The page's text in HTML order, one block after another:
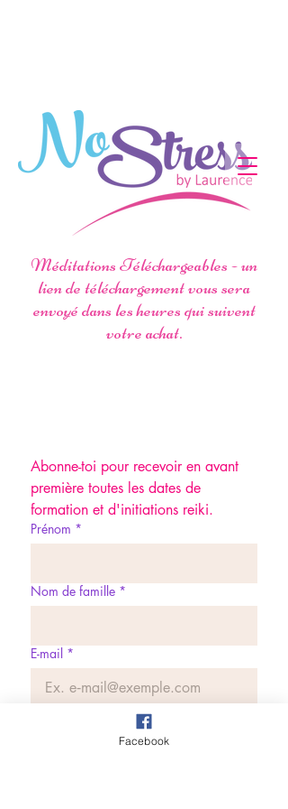
Méditations Téléchargeables - un
lien de téléchargement vous sera
envoyé dans les heures qui suivent
votre achat.
Abonne-toi pour recevoir en avant
première toutes les dates de
formation et d'initiations reiki.
Prénom *
Nom de famille *
E-mail *
Je m'abonne à
NoStressbyLaurence
Facebook